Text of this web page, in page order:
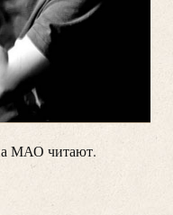
МАО читают.